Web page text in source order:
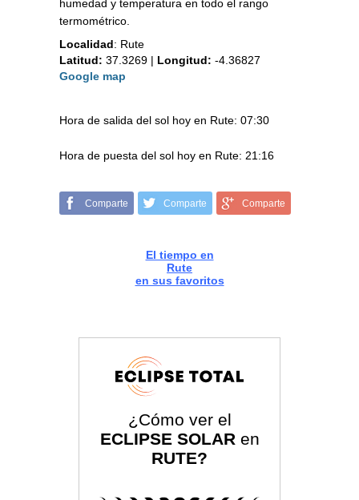
humedad y temperatura en todo el rango
termométrico.
Localidad: Rute
Latitud: 37.3269 | Longitud: -4.36827
Google map
Hora de salida del sol hoy en Rute: 07:30
Hora de puesta del sol hoy en Rute: 21:16
Comparte Comparte Comparte
El tiempo en
Rute
en sus favoritos
¿Cómo ver el
ECLIPSE SOLAR en
RUTE?